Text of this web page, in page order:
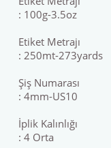
: 100g-3.5oz
Etiket Metrajı
: 250mt-273yards
Şiş Numarası
: 4mm-US10
İplik Kalınlığı
: 4 Orta